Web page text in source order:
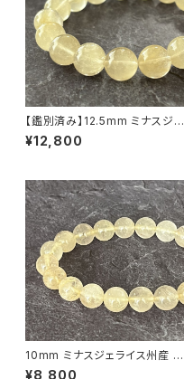
【鑑別済み】12.5mm ミナスジェ
ライス産 ヴィーナスヘアルチル
クォーツ（金針水晶）ブレスレット
¥12,800
10mm ミナスジェライス州産 ゴ
ールデン ルチルクォーツ ブレス
¥8,800